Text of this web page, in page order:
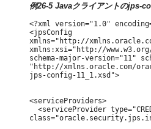
例26-5 Javaクライアントのjps-
<?xml version="1.0"
<jpsConfig
xmlns="http://
xmlns:xsi="http://www.w3.org/
schema-major-version="11"
"http://xmlns.oracle.com/
jps-config-11_1.xsd">
<serviceProviders>
<serviceProvider